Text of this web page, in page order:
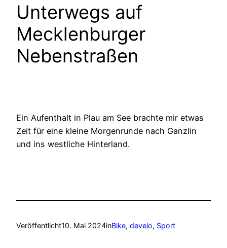
Unterwegs auf
Mecklenburger
Nebenstraßen
Ein Aufenthalt in Plau am See brachte mir etwas
Zeit für eine kleine Morgenrunde nach Ganzlin
und ins westliche Hinterland.
Veröffentlicht10. Mai 2024inBike, develo, Sport